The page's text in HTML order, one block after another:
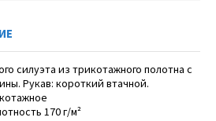
силуэта из трикотажного полотна с
Рукав: короткий втачной.
170 г/м²